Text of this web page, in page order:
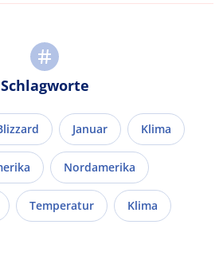
Schlagworte
Januar Klima
Nordamerika
Temperatur Klima